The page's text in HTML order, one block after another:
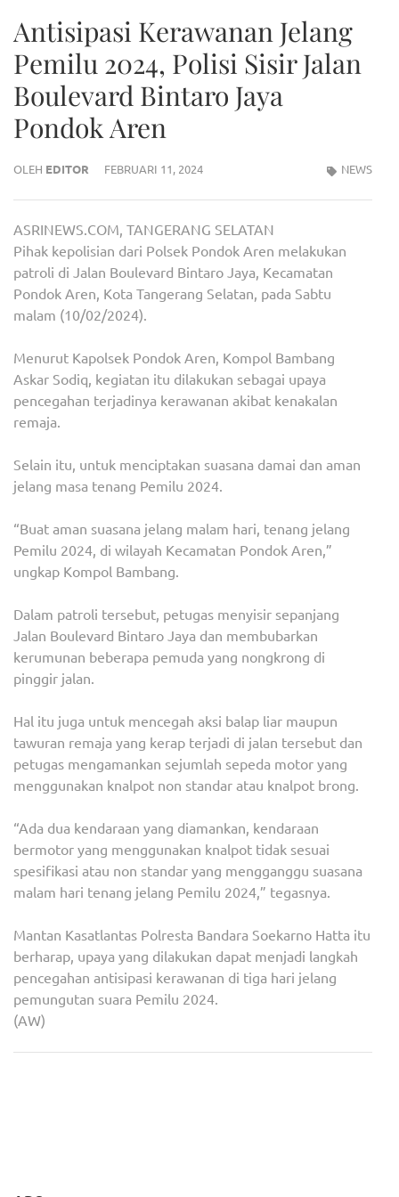
Antisipasi Kerawanan Jelang
Pemilu 2024, Polisi Sisir Jalan
Boulevard Bintaro Jaya
Pondok Aren
OLEH EDITOR FEBRUARI 11, 2024 NEWS
ASRINEWS.COM, TANGERANG SELATAN
Pihak kepolisian dari Polsek Pondok Aren melakukan
patroli di Jalan Boulevard Bintaro Jaya, Kecamatan
Pondok Aren, Kota Tangerang Selatan, pada Sabtu
malam (10/02/2024).
Menurut Kapolsek Pondok Aren, Kompol Bambang
Askar Sodiq, kegiatan itu dilakukan sebagai upaya
pencegahan terjadinya kerawanan akibat kenakalan
remaja.
Selain itu, untuk menciptakan suasana damai dan aman
jelang masa tenang Pemilu 2024.
“Buat aman suasana jelang malam hari, tenang jelang
Pemilu 2024, di wilayah Kecamatan Pondok Aren,”
ungkap Kompol Bambang.
Dalam patroli tersebut, petugas menyisir sepanjang
Jalan Boulevard Bintaro Jaya dan membubarkan
kerumunan beberapa pemuda yang nongkrong di
pinggir jalan.
Hal itu juga untuk mencegah aksi balap liar maupun
tawuran remaja yang kerap terjadi di jalan tersebut dan
petugas mengamankan sejumlah sepeda motor yang
menggunakan knalpot non standar atau knalpot brong.
“Ada dua kendaraan yang diamankan, kendaraan
bermotor yang menggunakan knalpot tidak sesuai
spesifikasi atau non standar yang mengganggu suasana
malam hari tenang jelang Pemilu 2024,” tegasnya.
Mantan Kasatlantas Polresta Bandara Soekarno Hatta itu
berharap, upaya yang dilakukan dapat menjadi langkah
pencegahan antisipasi kerawanan di tiga hari jelang
pemungutan suara Pemilu 2024.
(AW)